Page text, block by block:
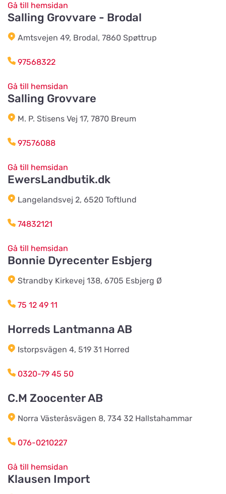
Agroland Grønhøj
Mønstedvej 13 Grønhøj
Hovedgaden 15, Næsbjerg
Agroland Snejbjerg
Gustavsbergs Odlingar &
Mertjänst, Handelsträdgård,
odling, blomster- & djur-butik
Tranåsvägen Gustavsberg 1
Kvarngatan 2
Burseryds Lantmän
Vidkundsvägen 1
Godhems Zoologiska
Kungsladugårdsgatan 22
Aspenvägen 11
Braås Järnhandel AB
Gå till hemsidan
Salling Grovvare - Brodal
Amtsvejen 49, Brodal, 7860 Spøttrup
97568322
Gå till hemsidan
Salling Grovvare
M. P. Stisens Vej 17, 7870 Breum
97576088
Gå till hemsidan
EwersLandbutik.dk
Langelandsvej 2, 6520 Toftlund
74832121
Gå till hemsidan
Bonnie Dyrecenter Esbjerg
Strandby Kirkevej 138, 6705 Esbjerg Ø
75 12 49 11
Horreds Lantmanna AB
Istorpsvägen 4, 519 31 Horred
0320-79 45 50
C.M Zoocenter AB
Norra Västeråsvägen 8, 734 32 Hallstahammar
076-0210227
Gå till hemsidan
Klausen Import